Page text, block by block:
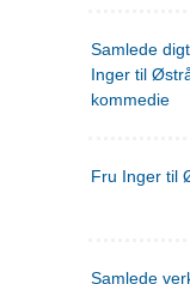
Samlede
Inger til
kommedie
Fru Inger til
Samlede